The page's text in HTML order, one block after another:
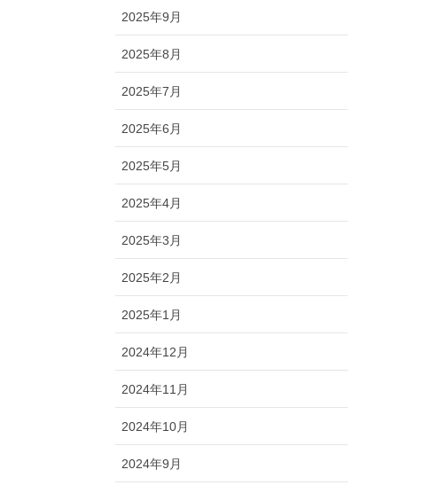
2025年9月
2025年8月
2025年7月
2025年6月
2025年5月
2025年4月
2025年3月
2025年2月
2025年1月
2024年12月
2024年11月
2024年10月
2024年9月